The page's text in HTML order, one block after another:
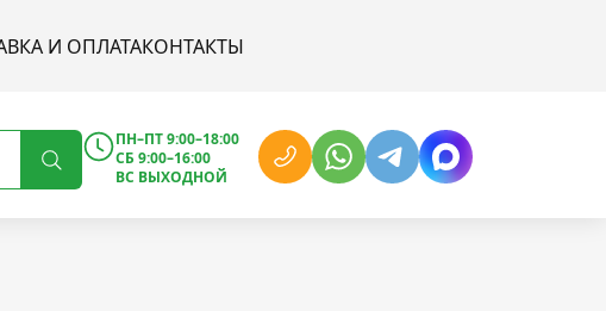
И ОПЛАТАКОНТАКТЫ
ПН–ПТ 9:00–18:00
СБ 9:00–16:00
ВС ВЫХОДНОЙ